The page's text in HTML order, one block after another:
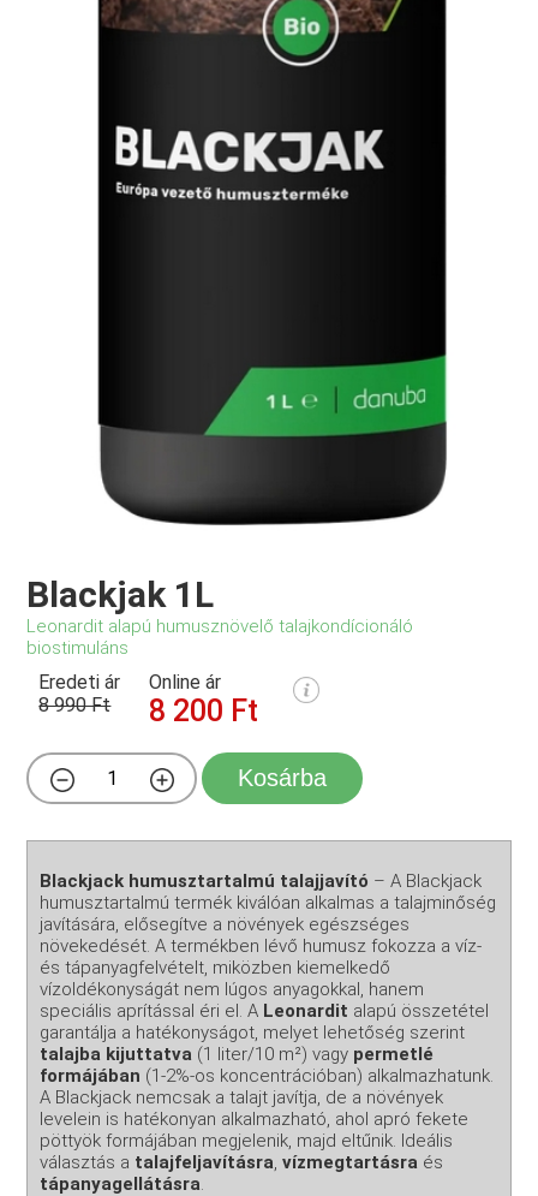
Blackjak 1L
Leonardit alapú humusznövelő talajkondícionáló
biostimuláns
Eredeti ár
8 990 Ft
Online ár
8 200 Ft
Kosárba
Blackjack humusztartalmú talajjavító – A Blackjack
humusztartalmú termék kiválóan alkalmas a talajminőség
javítására, elősegítve a növények egészséges
növekedését. A termékben lévő humusz fokozza a víz-
és tápanyagfelvételt, miközben kiemelkedő
vízoldékonyságát nem lúgos anyagokkal, hanem
speciális aprítással éri el. A Leonardit alapú összetétel
garantálja a hatékonyságot, melyet lehetőség szerint
talajba kijuttatva (1 liter/10 m²) vagy permetlé
formájában (1-2%-os koncentrációban) alkalmazhatunk.
A Blackjack nemcsak a talajt javítja, de a növények
levelein is hatékonyan alkalmazható, ahol apró fekete
pöttyök formájában megjelenik, majd eltűnik. Ideális
választás a talajfeljavításra,vízmegtartásra és
tápanyagellátásra.